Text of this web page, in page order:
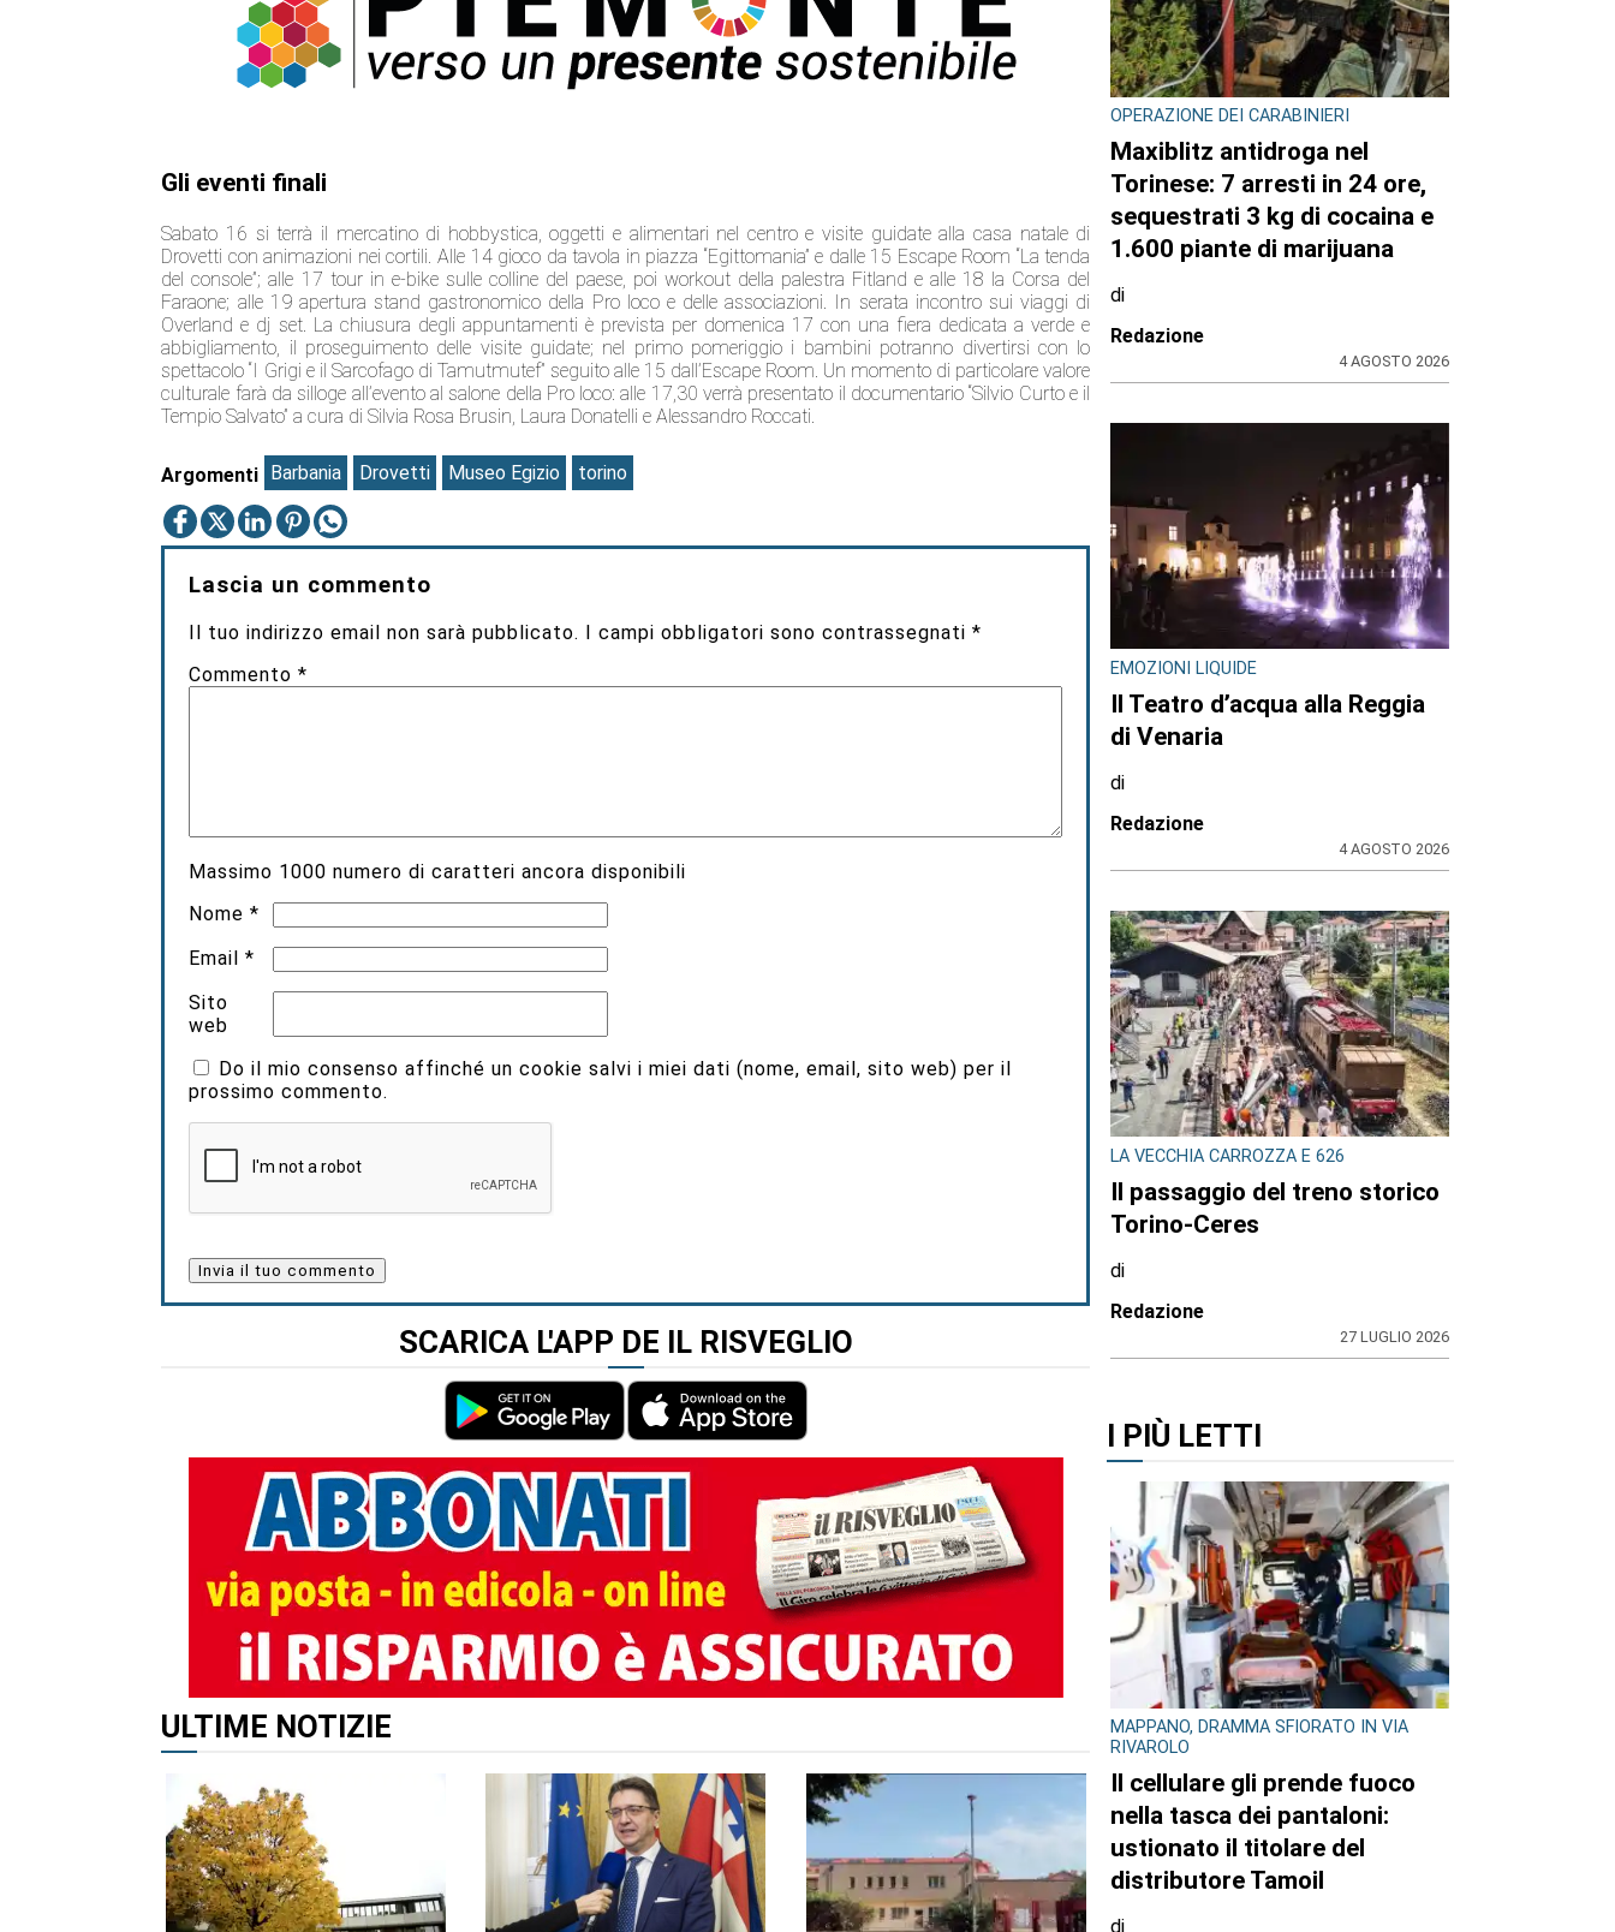
Gli eventi finali
Sabato 16 si terrà il mercatino di hobbystica, oggetti e alimentari nel centro e visite guidate alla casa natale di
Drovetti con animazioni nei cortili. Alle 14 gioco da tavola in piazza “Egittomania” e dalle 15 Escape Room “La tenda
del console”; alle 17 tour in e-bike sulle colline del paese, poi workout della palestra Fitland e alle 18 la Corsa del
Faraone; alle 19 apertura stand gastronomico della Pro loco e delle associazioni. In serata incontro sui viaggi di
Overland e dj set. La chiusura degli appuntamenti è prevista per domenica 17 con una fiera dedicata a verde e
abbigliamento, il proseguimento delle visite guidate; nel primo pomeriggio i bambini potranno divertirsi con lo
spettacolo “I Grigi e il Sarcofago di Tamutmutef” seguito alle 15 dall’Escape Room. Un momento di particolare valore
culturale farà da silloge all’evento al salone della Pro loco: alle 17,30 verrà presentato il documentario “Silvio Curto e il
Tempio Salvato” a cura di Silvia Rosa Brusin, Laura Donatelli e Alessandro Roccati.
Argomenti Barbania Drovetti Museo Egizio torino
Lascia un commento
Il tuo indirizzo email non sarà pubblicato. I campi obbligatori sono contrassegnati*
Commento*
Massimo 1000 numero di caratteri ancora disponibili
Nome*
Email*
Sito
web
Do il mio consenso affinché un cookie salvi i miei dati (nome, email, sito web) per il
prossimo commento.
SCARICA L'APP DE IL RISVEGLIO
ALTRI ARTICOLI DI QUESTO AUTORE
OPERAZIONE DEI CARABINIERI
Maxiblitz antidroga nel
Torinese: 7 arresti in 24 ore,
sequestrati 3 kg di cocaina e
1.600 piante di marijuana
di
Redazione
4 AGOSTO 2026
EMOZIONI LIQUIDE
Il Teatro d’acqua alla Reggia
di Venaria
di
Redazione
4 AGOSTO 2026
LA VECCHIA CARROZZA E 626
Il passaggio del treno storico
Torino-Ceres
di
Redazione
27 LUGLIO 2026
I PIÙ LETTI
MAPPANO, DRAMMA SFIORATO IN VIA
RIVAROLO
Il cellulare gli prende fuoco
nella tasca dei pantaloni:
ustionato il titolare del
distributore Tamoil
di